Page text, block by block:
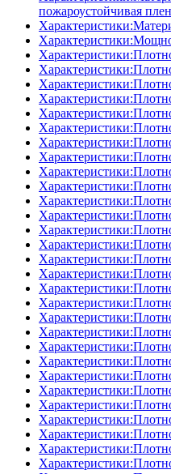
пожароустойчивая